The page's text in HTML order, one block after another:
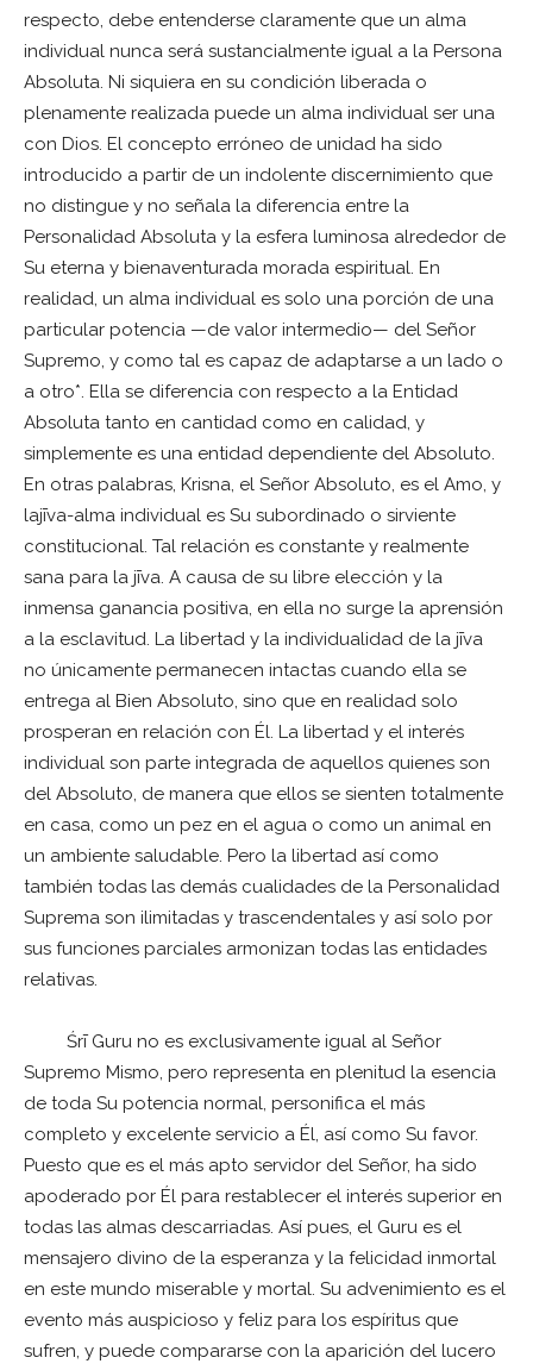
respecto, debe entenderse claramente que un alma
individual nunca será sustancialmente igual a la Persona
Absoluta. Ni siquiera en su condición liberada o
plenamente realizada puede un alma individual ser una
con Dios. El concepto erróneo de unidad ha sido
introducido a partir de un indolente discernimiento que
no distingue y no señala la diferencia entre la
Personalidad Absoluta y la esfera luminosa alrededor de
Su eterna y bienaventurada morada espiritual. En
realidad, un alma individual es solo una porción de una
particular potencia —de valor intermedio— del Señor
Supremo, y como tal es capaz de adaptarse a un lado o
a otro*. Ella se diferencia con respecto a la Entidad
Absoluta tanto en cantidad como en calidad, y
simplemente es una entidad dependiente del Absoluto.
En otras palabras, Krisna, el Señor Absoluto, es el Amo, y
lajīva-alma individual es Su subordinado o sirviente
constitucional. Tal relación es constante y realmente
sana para la jīva. A causa de su libre elección y la
inmensa ganancia positiva, en ella no surge la aprensión
a la esclavitud. La libertad y la individualidad de la jīva
no únicamente permanecen intactas cuando ella se
entrega al Bien Absoluto, sino que en realidad solo
prosperan en relación con Él. La libertad y el interés
individual son parte integrada de aquellos quienes son
del Absoluto, de manera que ellos se sienten totalmente
en casa, como un pez en el agua o como un animal en
un ambiente saludable. Pero la libertad así como
también todas las demás cualidades de la Personalidad
Suprema son ilimitadas y trascendentales y así solo por
sus funciones parciales armonizan todas las entidades
relativas.
Śrī Guru no es exclusivamente igual al Señor
Supremo Mismo, pero representa en plenitud la esencia
de toda Su potencia normal, personifica el más
completo y excelente servicio a Él, así como Su favor.
Puesto que es el más apto servidor del Señor, ha sido
apoderado por Él para restablecer el interés superior en
todas las almas descarriadas. Así pues, el Guru es el
mensajero divino de la esperanza y la felicidad inmortal
en este mundo miserable y mortal. Su advenimiento es el
evento más auspicioso y feliz para los espíritus que
sufren, y puede compararse con la aparición del lucero